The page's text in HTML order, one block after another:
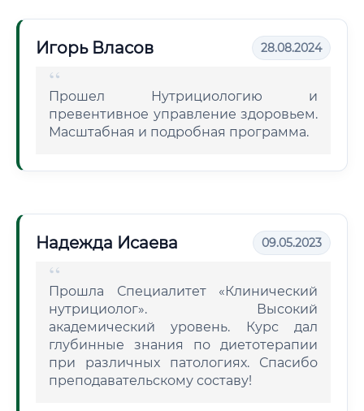
Игорь Власов 28.08.2024
Прошел Нутрициологию и
превентивное управление здоровьем.
Масштабная и подробная программа.
Надежда Исаева 09.05.2023
Прошла Специалитет «Клинический
нутрициолог». Высокий
академический уровень. Курс дал
глубинные знания по диетотерапии
при различных патологиях. Спасибо
преподавательскому составу!